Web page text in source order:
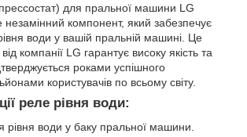
для пральної машини LG
компонент, який забезпечує
води у вашій пральній машині. Це
компанії LG гарантує високу якість та
роками успішного
користувачів по всьому світу.
реле рівня води:
рівня води у баку пральної машини.